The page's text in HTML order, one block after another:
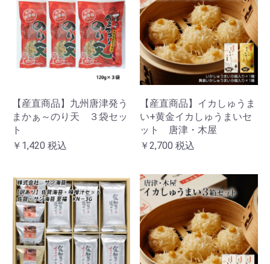
【産直商品】九州唐津発う
まかぁ～のり天 ３袋セッ
ト
￥1,420 税込
【産直商品】イカしゅうま
い+黄金イカしゅうまいセ
ット 唐津・木屋
￥2,700 税込